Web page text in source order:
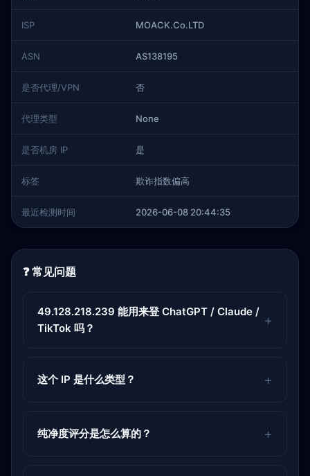
ISP MOACK.Co.LTD
ASN AS138195
是否代理/VPN 否
代理类型 None
是否机房 IP 是
标签 欺诈指数偏高
最近检测时间 2026-06-08 20:44:35
❓ 常见问题
49.128.218.239 能用来登 ChatGPT / Claude /
TikTok 吗？
这个 IP 是什么类型？
纯净度评分是怎么算的？